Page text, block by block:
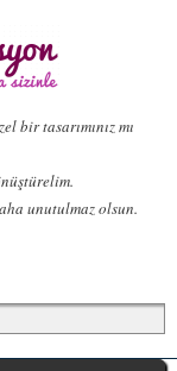
bir tasarımınız mı
unutulmaz olsun.